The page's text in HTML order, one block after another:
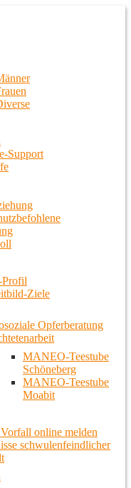
Support
Ziele
Opferberatung
MANEO-Teestube
Schöneberg
MANEO-Teestube
Moabit
online melden
schwulenfeindlicher